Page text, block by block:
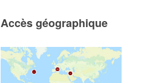
Accès géographique